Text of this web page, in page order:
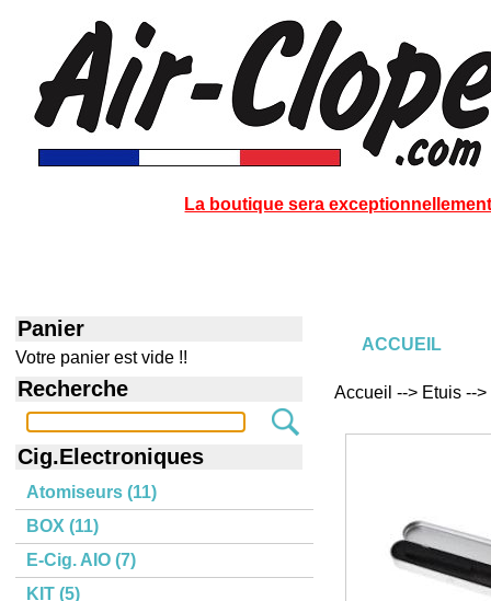
La boutique sera
Panier
Votre panier est vide !!
Recherche
Cig.Electroniques
Atomiseurs (11)
BOX (11)
E-Cig. AIO (7)
KIT (5)
ACCUEIL
Accueil --> Etuis -->